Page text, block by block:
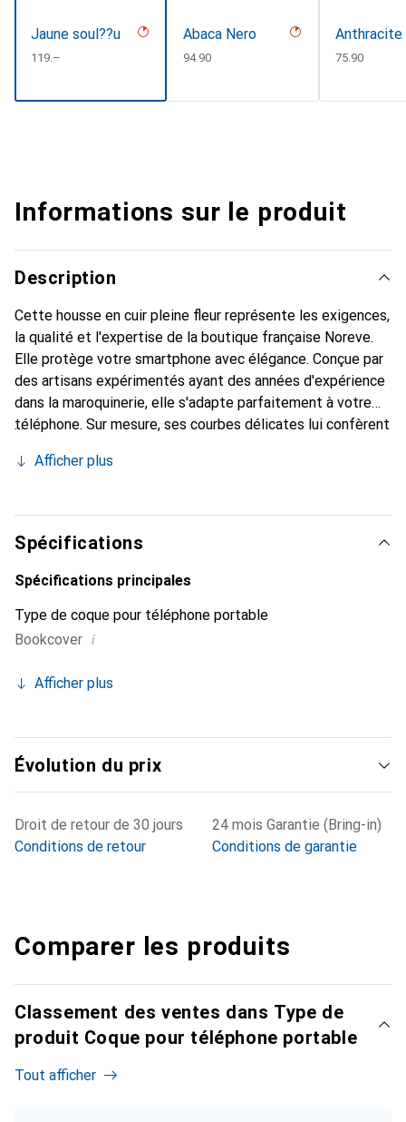
Jaune soul??u
CHF
119.–
Abaca Nero
CHF
94.90
Anthracite
CHF
75.90
Informations sur le produit
Description
Cette housse en cuir pleine fleur représente les exigences,
la qualité et l'expertise de la boutique française Noreve.
Elle protège votre smartphone avec élégance. Conçue par
des artisans expérimentés ayant des années d'expérience
dans la maroquinerie, elle s'adapte parfaitement à votre
téléphone. Sur mesure, ses courbes délicates lui confèrent
et indispensable pour votre smartphone. Reconnaître
marque Noreve est un choix fiable pour une clientèle
exigeante.
Afficher plus
Spécifications
Spécifications principales
Type de coque pour téléphone portable
Bookcover i
Afficher plus
Évolution du prix
Droit de retour de 30 jours
Conditions de retour
24 mois Garantie (Bring-in)
Conditions de garantie
Comparer les produits
Classement des ventes dans Type de
produit Coque pour téléphone portable
Tout afficher